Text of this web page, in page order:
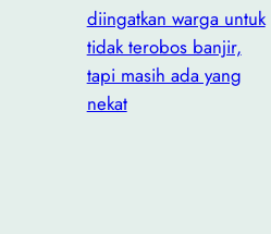
diingatkan warga untuk
tidak terobos banjir,
tapi masih ada yang
nekat